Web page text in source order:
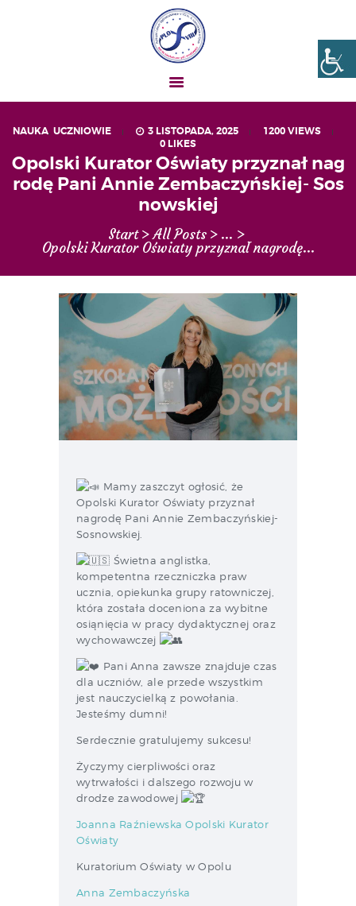
NAUKA, UCZNIOWIE 3 LISTOPADA, 2025 1200VIEWS
0 LIKES
Opolski Kurator Oświaty przyznał nag
rodę Pani Annie Zembaczyńskiej- Sos
nowskiej
Start All Posts ...
Opolski Kurator Oświaty przyznał nagrodę...
Liceum nr VIII Opole
AKTUALNOŚCI
OGŁOSZENIA
UCZEŃ – RODZIC
O NAS
MATURA
REKRUTACJA
PROJEKTY
GALERIA ZDJĘĆ
KONTAKT
Mamy zaszczyt ogłosić, że
Opolski Kurator Oświaty przyznał
nagrodę Pani Annie Zembaczyńskiej-
Sosnowskiej.
Świetna anglistka,
kompetentna rzeczniczka praw
ucznia, opiekunka grupy ratowniczej,
która została doceniona za wybitne
osiąnięcia w pracy dydaktycznej oraz
wychowawczej
Pani Anna zawsze znajduje czas
dla uczniów, ale przede wszystkim
jest nauczycielką z powołania.
Jesteśmy dumni!
Serdecznie gratulujemy sukcesu!
Życzymy cierpliwości oraz
wytrwałości i dalszego rozwoju w
drodze zawodowej
Joanna Raźniewska Opolski Kurator
Oświaty
Kuratorium Oświaty w Opolu
Anna Zembaczyńska